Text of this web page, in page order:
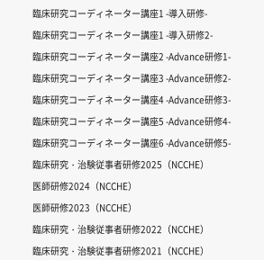
臨床研究コーディネーター講座1 -導入研修-
臨床研究コーディネーター講座1 -導入研修2-
臨床研究コーディネーター講座2 -Advance研修1-
臨床研究コーディネーター講座3 -Advance研修2-
臨床研究コーディネーター講座4 -Advance研修3-
臨床研究コーディネーター講座5 -Advance研修4-
臨床研究コーディネーター講座6 -Advance研修5-
臨床研究・治験従事者研修2025（NCCHE）
医師研修2024（NCCHE）
医師研修2023（NCCHE）
臨床研究・治験従事者研修2022（NCCHE）
臨床研究・治験従事者研修2021（NCCHE）